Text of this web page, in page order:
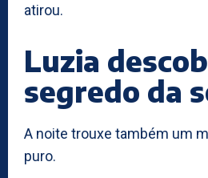
atirou.
Luzia
segredo da
A noite trouxe também um
puro.